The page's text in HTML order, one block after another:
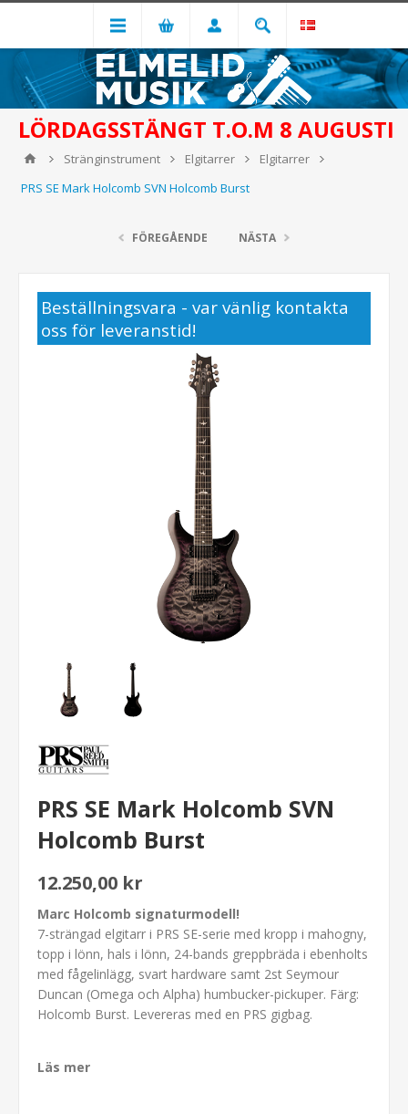
LÖRDAGSSTÄNGT T.O.M 8 AUGUSTI
Stränginstrument Elgitarrer
Elgitarrer
PRS SE Mark Holcomb SVN Holcomb Burst
FÖREGÅENDE NÄSTA
Beställningsvara - var vänlig kontakta
oss för leveranstid!
PRS SE Mark Holcomb SVN
Holcomb Burst
12.250,00 kr
Marc Holcomb signaturmodell!
7-strängad elgitarr i PRS SE-serie med kropp i mahogny,
topp i lönn, hals i lönn, 24-bands greppbräda i ebenholts
med fågelinlägg, svart hardware samt 2st Seymour
Duncan (Omega och Alpha) humbucker-pickuper. Färg:
Holcomb Burst. Levereras med en PRS gigbag.
Läs mer